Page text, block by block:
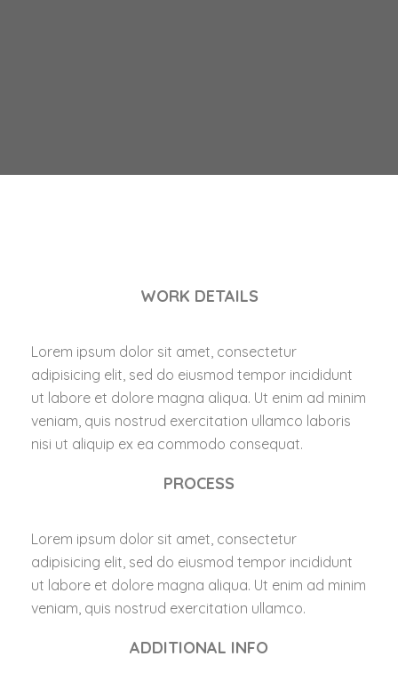
WORK DETAILS
Lorem ipsum dolor sit amet, consectetur
adipisicing elit, sed do eiusmod tempor incididunt
ut labore et dolore magna aliqua. Ut enim ad minim
veniam, quis nostrud exercitation ullamco laboris
nisi ut aliquip ex ea commodo consequat.
PROCESS
Lorem ipsum dolor sit amet, consectetur
adipisicing elit, sed do eiusmod tempor incididunt
ut labore et dolore magna aliqua. Ut enim ad minim
veniam, quis nostrud exercitation ullamco.
ADDITIONAL INFO